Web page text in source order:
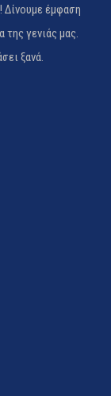
Δίνουμε έμφαση
γενιάς μας.
ξανά.